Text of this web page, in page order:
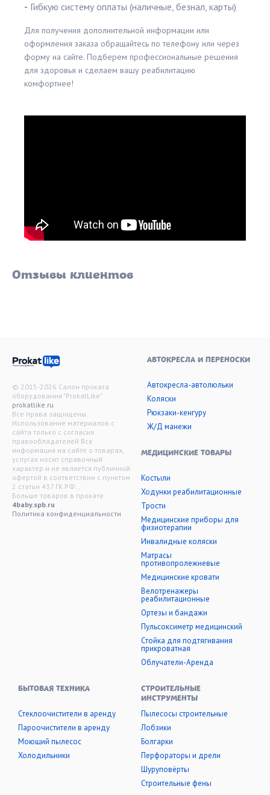
- Гибкую систему оплаты (наличные, безнал, карты)
Для получения дополнительной информации или
оформления заказа обращайтесь по телефону или через
форму на сайте. Подберем профессиональные решения
для здоровья и сделаем вашу реабилитацию
комфортнее!
Отзывы клиентов
© 2015-2026 Салон проката
оборудования "ProkatLike"
prokatlike.ru
Все права защищены.
Использование материалов с
сайта только с согласия
правообладателей Вся
информация на сайте о товарах,
услугах носит справочный
характер и не является публичной
офертой в соответствии с пунктом
2 статьи 437 ГК РФ. .
Больше товаров в прокате
4baby.spb.ru
Политика конфиденциальности
АВТОКРЕСЛА И ПЕРЕНОСКИ
Автокресла-автолюльки
Коляски
Рюкзаки-кенгуру
Ж/Д манежи
МЕДИЦИНСКИЕ ТОВАРЫ
Костыли
Ходунки реабилитационные
Трости
Медицинские приборы для
физиотерапии
Инвалидные коляски
Матрасы
противопролежневые
Медицинские кровати
Велотренажеры
реабилитационные
Ортезы и бандажи
Пульсоксиметр медицинский
Стойка для подтягивания
прикроватная
Облучатели-Аренда
БЫТОВАЯ ТЕХНИКА
Стеклоочистители в аренду
Пароочистители в аренду
Моющий пылесос
Холодильники
СТРОИТЕЛЬНЫЕ
ИНСТРУМЕНТЫ
Пылесосы строительные
Лобзики
Болгарки
Перфораторы и дрели
Шуруповёрты
Строительные фены